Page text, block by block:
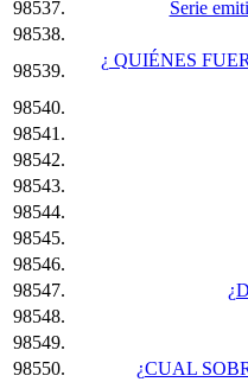
98537.
Serie
98538.
98539.
¿ QUIÉNES
98540.
98541.
98542.
98543.
98544.
98545.
98546.
98547.
98548.
98549.
98550.
¿CUAL